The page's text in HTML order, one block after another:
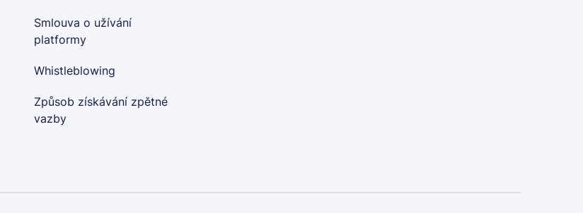
Smlouva o užívání
platformy
Whistleblowing
Způsob získávání zpětné
vazby